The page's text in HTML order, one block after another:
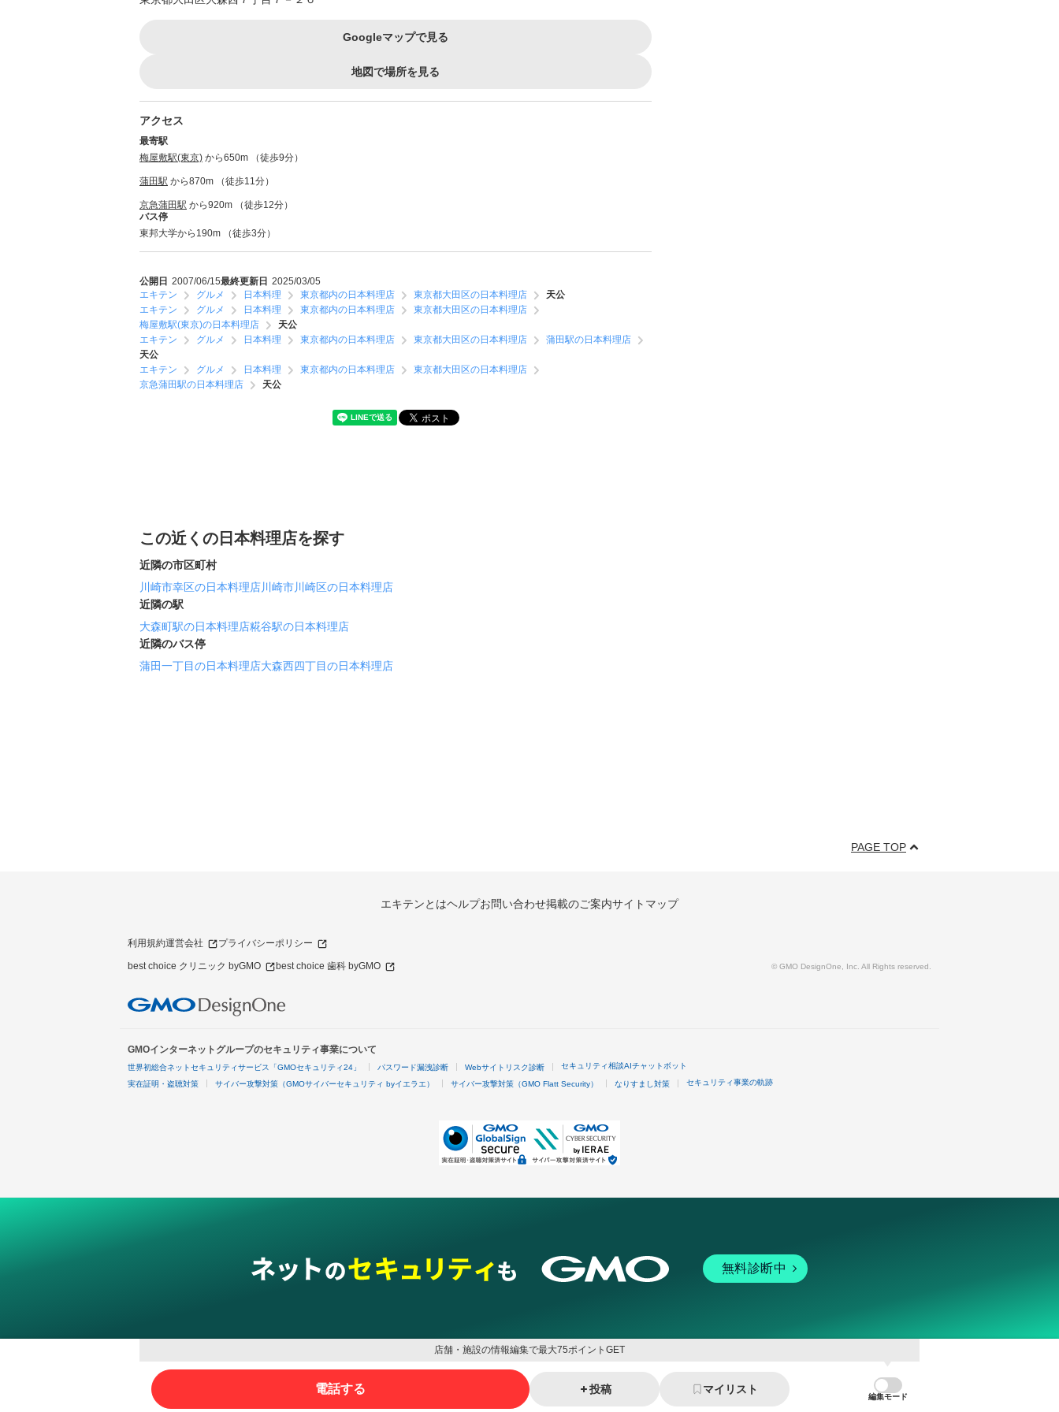
Googleマップで見る
地図で場所を見る
アクセス
最寄駅
梅屋敷駅(東京) から650m （徒歩9分）
蒲田駅 から870m （徒歩11分）
京急蒲田駅 から920m （徒歩12分）
バス停
東邦大学から190m （徒歩3分）
公開日 2007/06/15最終更新日 2025/03/05
エキテン
グルメ 日本料理 東京都内の日本料理店 東京都大田区の日本料理店
天公
エキテン
グルメ 日本料理 東京都内の日本料理店
東京都大田区の日本料理店
梅屋敷駅(東京)の日本料理店
天公
エキテン
グルメ 日本料理 東京都内の日本料理店 東京都大田区の日本料理店
蒲田駅の日本料理店
天公
エキテン
グルメ 日本料理 東京都内の日本料理店
東京都大田区の日本料理店
京急蒲田駅の日本料理店
天公
この近くの日本料理店を探す
近隣の市区町村
川崎市幸区の日本料理店川崎市川崎区の日本料理店
近隣の駅
大森町駅の日本料理店糀谷駅の日本料理店
近隣のバス停
蒲田一丁目の日本料理店大森西四丁目の日本料理店
PAGE TOP
エキテンとはヘルプお問い合わせ掲載のご案内サイトマップ
利用規約運営会社 プライバシーポリシー
best choice クリニック byGMO best choice 歯科 byGMO © GMO DesignOne, Inc. All Rights reserved.
GMOインターネットグループのセキュリティ事業について
世界初総合ネットセキュリティサービス「GMOセキュリティ24」 パスワード漏洩診断 Webサイトリスク診断 セキュリティ相談AIチャットボット
実在証明・盗聴対策 サイバー攻撃対策（GMOサイバーセキュリティ byイエラエ） サイバー攻撃対策（GMO Flatt Security） なりすまし対策 セキュリティ事業の軌跡
無料診断中
グループサービス
インターネットサービス マーケティング支援
店舗・施設の情報編集で最大75ポイントGET
電話する 投稿 マイリスト
編集モード